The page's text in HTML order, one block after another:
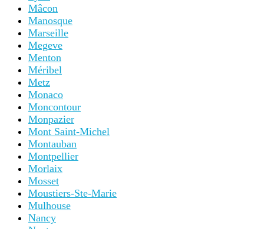
Mâcon
Manosque
Marseille
Megeve
Menton
Méribel
Metz
Monaco
Moncontour
Monpazier
Mont Saint-Michel
Montauban
Montpellier
Morlaix
Mosset
Moustiers-Ste-Marie
Mulhouse
Nancy